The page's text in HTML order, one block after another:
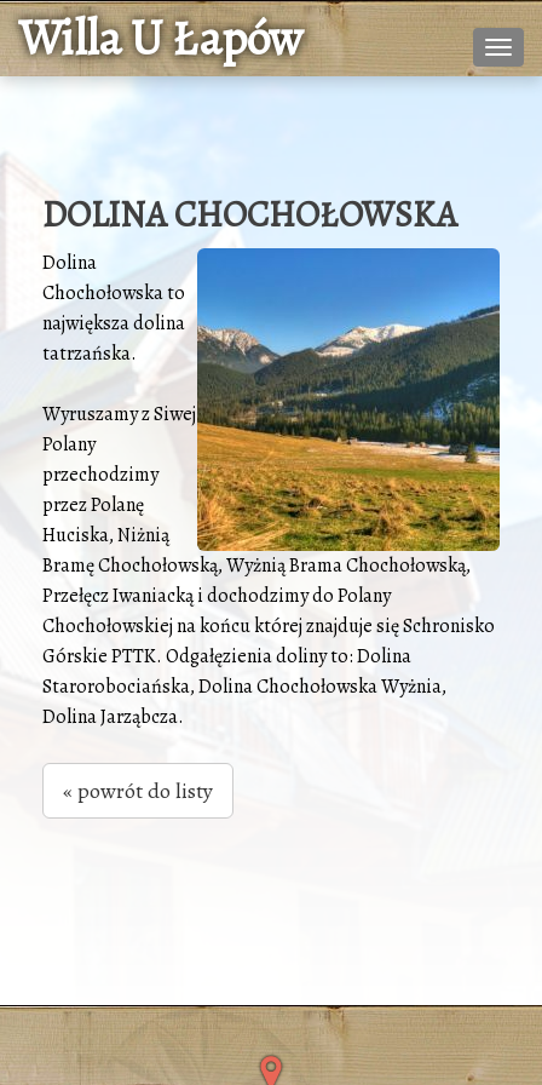
Willa U Łapów
DOLINA CHOCHOŁOWSKA
Dolina
Chochołowska to
największa dolina
tatrzańska.
Wyruszamy z Siwej
Polany
przechodzimy
przez Polanę
Huciska, Niżnią
Bramę Chochołowską, Wyżnią Brama Chochołowską,
Przełęcz Iwaniacką i dochodzimy do Polany
Chochołowskiej na końcu której znajduje się Schronisko
Górskie PTTK. Odgałęzienia doliny to: Dolina
Starorobociańska, Dolina Chochołowska Wyżnia,
Dolina Jarząbcza.
« powrót do listy